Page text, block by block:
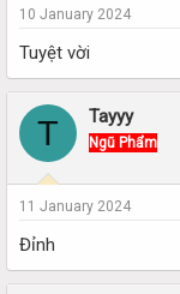
10 January 2024
Tuyệt vời
T Tayyy
Ngũ Phẩm
11 January 2024
Đỉnh